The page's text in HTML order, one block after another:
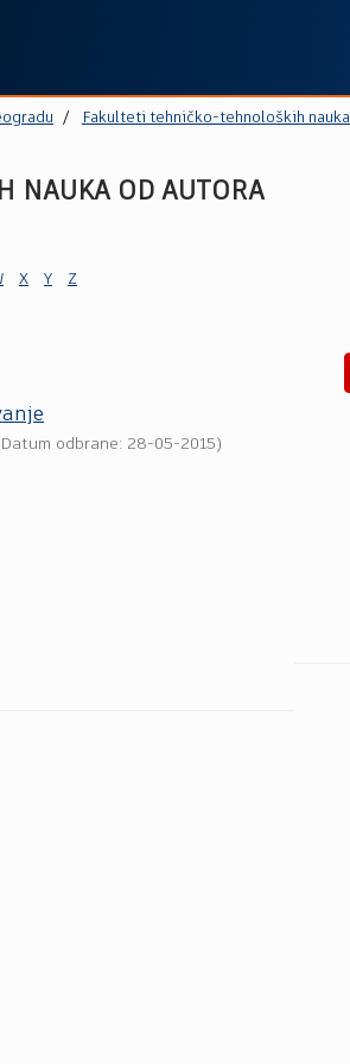
Fakulteti tehničko-tehnoloških nauka
NAUKA OD AUTORA
X Y Z
odbrane: 28-05-2015)